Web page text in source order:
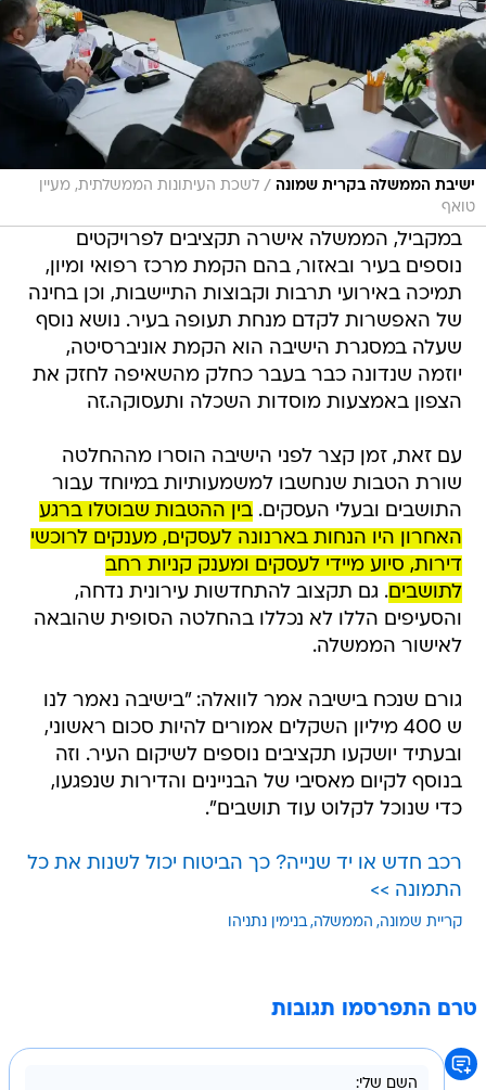
ישיבת הממשלה בקרית שמונה / לשכת העיתונות הממשלתית, מעיין
טואף
במקביל, הממשלה אישרה תקציבים לפרויקטים
נוספים בעיר ובאזור, בהם הקמת מרכז רפואי ומיון,
תמיכה באירועי תרבות וקבוצות התיישבות, וכן בחינה
של האפשרות לקדם מנחת תעופה בעיר. נושא נוסף
שעלה במסגרת הישיבה הוא הקמת אוניברסיטה,
יוזמה שנדונה כבר בעבר כחלק מהשאיפה לחזק את
הצפון באמצעות מוסדות השכלה ותעסוקה.זה
עם זאת, זמן קצר לפני הישיבה הוסרו מההחלטה
שורת הטבות שנחשבו למשמעותיות במיוחד עבור
התושבים ובעלי העסקים.בין ההטבות שבוטלו ברגע
האחרון היו הנחות בארנונה לעסקים, מענקים לרוכשי
דירות, סיוע מיידי לעסקים ומענק קניות רחב
לתושבים. גם תקצוב להתחדשות עירונית נדחה,
והסעיפים הללו לא נכללו בהחלטה הסופית שהובאה
לאישור הממשלה.
גורם שנכח בישיבה אמר לוואלה: "בישיבה נאמר לנו
ש 400 מיליון השקלים אמורים להיות סכום ראשוני,
ובעתיד יושקעו תקציבים נוספים לשיקום העיר. וזה
בנוסף לקיום מאסיבי של הבניינים והדירות שנפגעו,
כדי שנוכל לקלוט עוד תושבים".
רכב חדש או יד שנייה? כך הביטוח יכול לשנות את כל
התמונה >>
קריית שמונה הממשלה בנימין נתניהו
טרם התפרסמו תגובות